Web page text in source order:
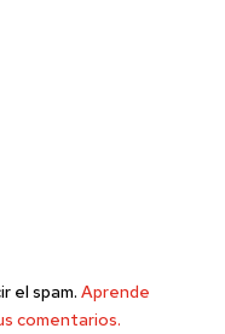
el spam. Aprende
comentarios.